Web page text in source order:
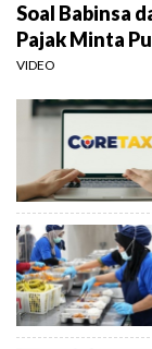
Soal Babinsa
Pajak Minta
VIDEO